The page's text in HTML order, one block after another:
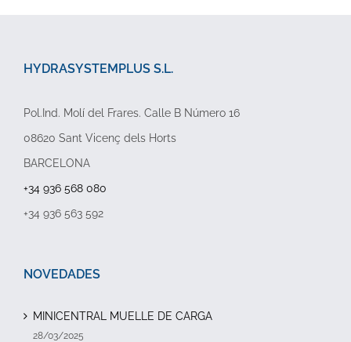
HYDRASYSTEMPLUS S.L.
Pol.Ind. Molí del Frares. Calle B Número 16
08620 Sant Vicenç dels Horts
BARCELONA
+34 936 568 080
+34 936 563 592
NOVEDADES
MINICENTRAL MUELLE DE CARGA
28/03/2025